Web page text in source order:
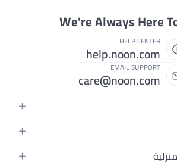
We're Always Here
HELP CENTER
help.noon.com
EMAIL SUPPORT
care@noon.com